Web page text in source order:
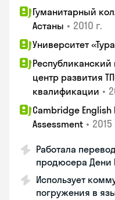
Гуманитарный
Астаны • 2010 г.
Университет
центр развития
квалификации •
Cambridge English
Assessment • 2015
Работала
продюсера Дени
Использует
погружения в